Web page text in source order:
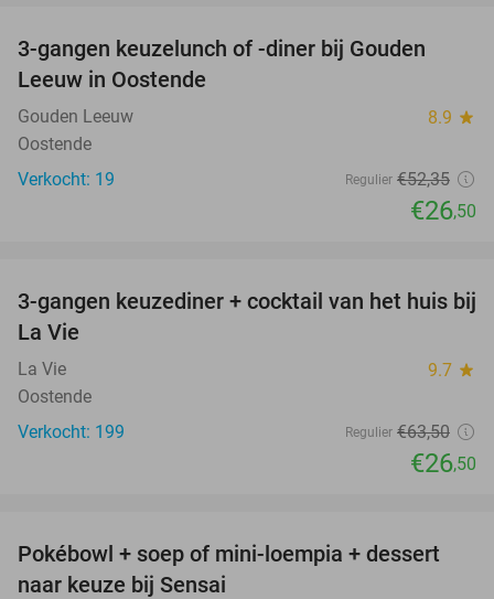
3-gangen keuzelunch of -diner bij Gouden
Leeuw in Oostende
Gouden Leeuw 8.9 star
Oostende
Verkocht: 19
Regulier €52,35
€26,50
58%
3-gangen keuzediner + cocktail van het huis bij
La Vie
La Vie 9.7 star
Oostende
Verkocht: 199
Regulier €63,50
€26,50
51%
Pokébowl + soep of mini-loempia + dessert
naar keuze bij Sensai